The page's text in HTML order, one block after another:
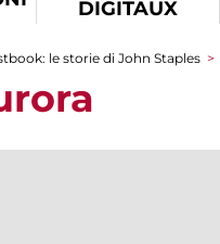
DIGITAUX
le storie di John Staples >